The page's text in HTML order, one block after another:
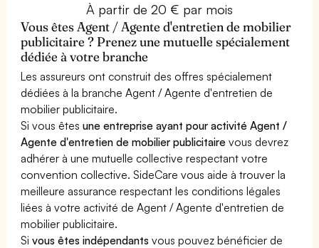
À partir de 20 € par mois
Vous êtes Agent / Agente d'entretien de mobilier
publicitaire ? Prenez une mutuelle spécialement
dédiée à votre branche
Les assureurs ont construit des offres spécialement
dédiées à la branche Agent / Agente d'entretien de
mobilier publicitaire.
Si vous êtesune entreprise ayant pour activité Agent /
Agente d'entretien de mobilier publicitaire vous devrez
adhérer à une mutuelle collective respectant votre
convention collective. SideCare vous aide à trouver la
meilleure assurance respectant les conditions légales
liées à votre activité de Agent / Agente d'entretien de
mobilier publicitaire.
Sivous êtes indépendants vous pouvez bénéficier de